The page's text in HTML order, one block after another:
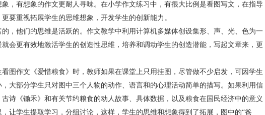
有想象的作文更耐人寻味。在小学作文练习中，有很大比例是看图写文，在指导
要重视拓展学生的思维想象，开发学生的创新能力。
他们的思维是活跃的。作文教学中利用计算机多媒体创设集形、声、光、色为一
会更有效地激活学生的创造性思维，培养和调动学生的创造潜能，写起文章来，更
作文《爱惜粮食》时，教师如果在课堂上只用挂图，尽管做不少启发，可因学生
大部分学生只对图中三个人物的动作、语言和的心理活动简单的描写。如果利用信
诗《锄禾》和有关节约粮食的动人故事、具体数据，以及粮食在国民经济中的意义
让学生提取学习，分组讨论，这样，学生的思维和想象得到了拓展，图中的“爸